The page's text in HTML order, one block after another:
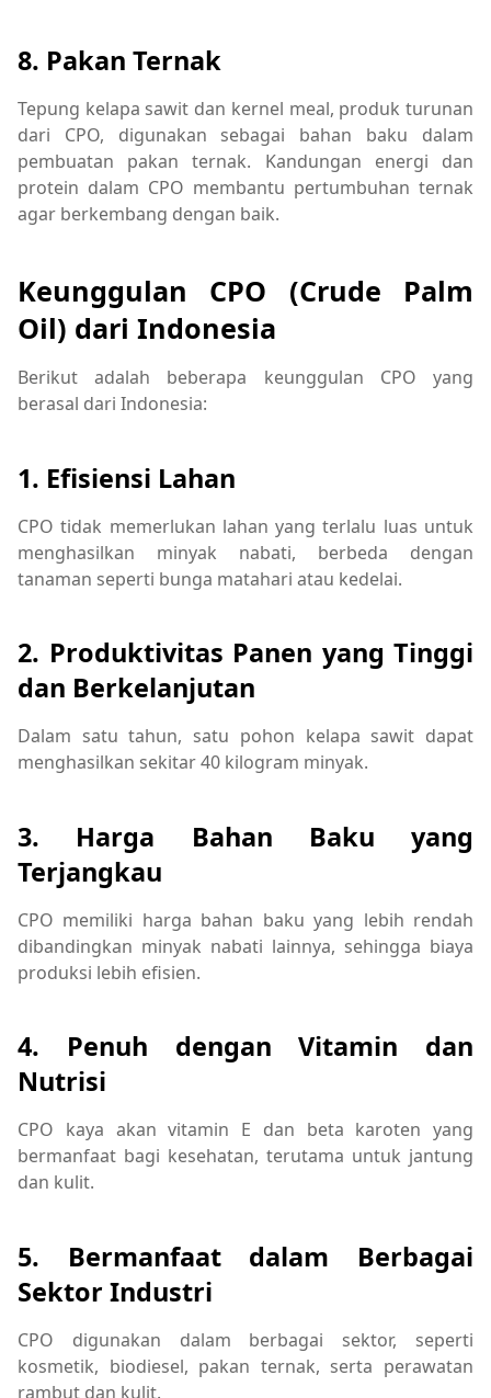
8. Pakan Ternak
Tepung kelapa sawit dan kernel meal, produk turunan
dari CPO, digunakan sebagai bahan baku dalam
pembuatan pakan ternak. Kandungan energi dan
protein dalam CPO membantu pertumbuhan ternak
agar berkembang dengan baik.
Keunggulan CPO (Crude Palm
Oil) dari Indonesia
Berikut adalah beberapa keunggulan CPO yang
berasal dari Indonesia:
1. Efisiensi Lahan
CPO tidak memerlukan lahan yang terlalu luas untuk
menghasilkan minyak nabati, berbeda dengan
tanaman seperti bunga matahari atau kedelai.
2. Produktivitas Panen yang Tinggi
dan Berkelanjutan
Dalam satu tahun, satu pohon kelapa sawit dapat
menghasilkan sekitar 40 kilogram minyak.
3. Harga Bahan Baku yang
Terjangkau
CPO memiliki harga bahan baku yang lebih rendah
dibandingkan minyak nabati lainnya, sehingga biaya
produksi lebih efisien.
4. Penuh dengan Vitamin dan
Nutrisi
CPO kaya akan vitamin E dan beta karoten yang
bermanfaat bagi kesehatan, terutama untuk jantung
dan kulit.
5. Bermanfaat dalam Berbagai
Sektor Industri
CPO digunakan dalam berbagai sektor, seperti
kosmetik, biodiesel, pakan ternak, serta perawatan
rambut dan kulit.